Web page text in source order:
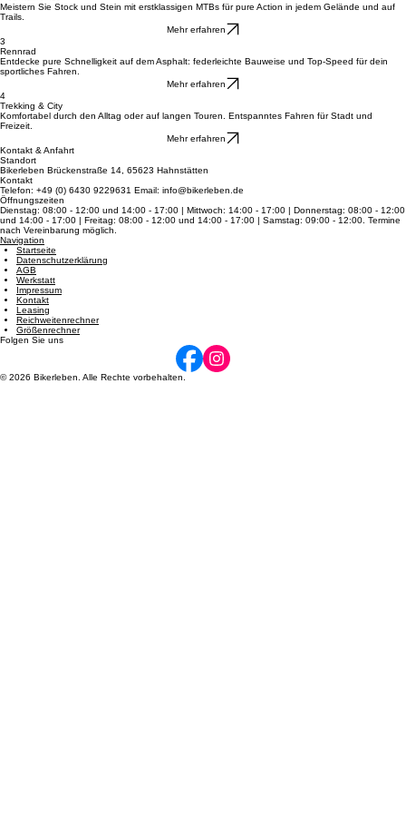
Mehr erfahren
2
Meistern Sie Stock und Stein mit erstklassigen MTBs für pure Action in jedem Gelände und auf
Trails.
Mehr erfahren
3
Entdecke pure Schnelligkeit auf dem Asphalt: federleichte Bauweise und Top-Speed für dein
sportliches Fahren.
Mehr erfahren
4
Komfortabel durch den Alltag oder auf langen Touren. Entspanntes Fahren für Stadt und
Freizeit.
Mehr erfahren
Kontakt & Anfahrt
Standort
Bikerleben Brückenstraße 14, 65623 Hahnstätten
Kontakt
Telefon: +49 (0) 6430 9229631 Email: info@bikerleben.de
Öffnungszeiten
Dienstag: 08:00 - 12:00 und 14:00 - 17:00 | Mittwoch: 14:00 - 17:00 | Donnerstag: 08:00 - 12:00
und 14:00 - 17:00 | Freitag: 08:00 - 12:00 und 14:00 - 17:00 | Samstag: 09:00 - 12:00. Termine
nach Vereinbarung möglich.
Navigation
Startseite
Datenschutzerklärung
AGB
Werkstatt
Impressum
Kontakt
Leasing